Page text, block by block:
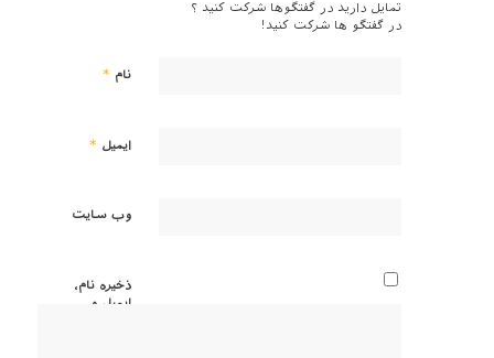
تمایل دارید در گفتگوها شرکت کنید ؟
در گفتگو ها شرکت کنید!
نام *
ایمیل *
وب‌ سایت
ذخیره نام،
ایمیل و